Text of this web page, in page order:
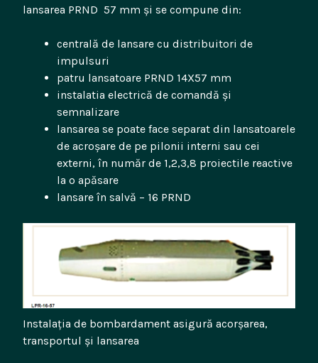
lansarea PRND 57 mm și se compune din:
centrală de lansare cu distribuitori de
impulsuri
patru lansatoare PRND 14X57 mm
instalatia electrică de comandă și
semnalizare
lansarea se poate face separat din lansatoarele
de acroșare de pe pilonii interni sau cei
externi, în număr de 1,2,3,8 proiectile reactive
la o apăsare
lansare în salvă – 16 PRND
Instalația de bombardament asigură acorșarea,
transportul și lansarea